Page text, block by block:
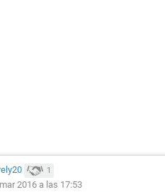
1
2016 a las 17:53